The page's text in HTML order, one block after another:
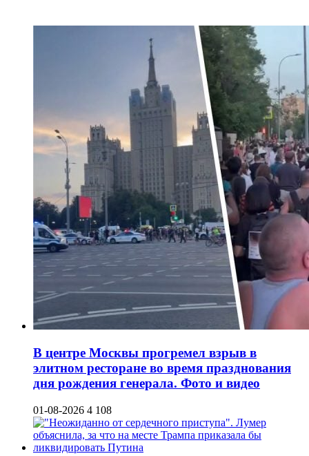
В центре Москвы прогремел взрыв в
элитном ресторане во время празднования
дня рождения генерала. Фото и видео
01-08-2026 4 108